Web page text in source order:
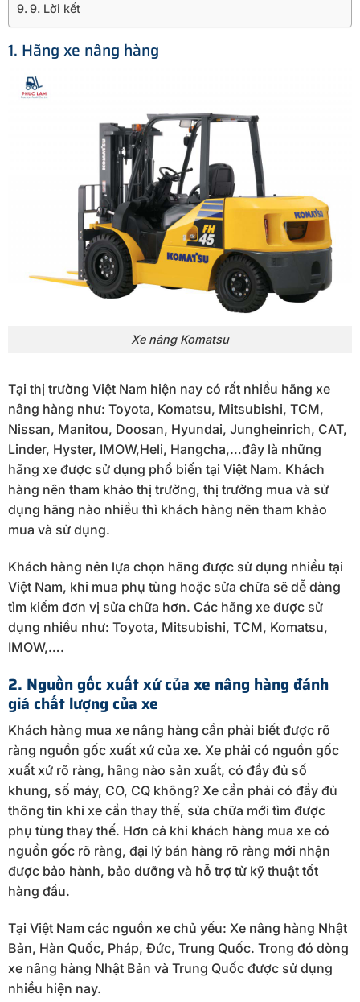
9. Lời kết
1. Hãng xe nâng hàng
Xe nâng Komatsu
Tại thị trường Việt Nam hiện nay có rất nhiều hãng xe
nâng hàng như: Toyota, Komatsu, Mitsubishi, TCM,
Nissan, Manitou, Doosan, Hyundai, Jungheinrich, CAT,
Linder, Hyster, IMOW,Heli, Hangcha,…đây là những
hãng xe được sử dụng phổ biến tại Việt Nam. Khách
hàng nên tham khảo thị trường, thị trường mua và sử
dụng hãng nào nhiều thì khách hàng nên tham khảo
mua và sử dụng.
Khách hàng nên lựa chọn hãng được sử dụng nhiều tại
Việt Nam, khi mua phụ tùng hoặc sửa chữa sẽ dễ dàng
tìm kiếm đơn vị sửa chữa hơn. Các hãng xe được sử
dụng nhiều như: Toyota, Mitsubishi, TCM, Komatsu,
IMOW,….
2. Nguồn gốc xuất xứ của xe nâng hàng đánh
giá chất lượng của xe
Khách hàng mua xe nâng hàng cần phải biết được rõ
ràng nguồn gốc xuất xứ của xe. Xe phải có nguồn gốc
xuất xứ rõ ràng, hãng nào sản xuất, có đầy đủ số
khung, số máy, CO, CQ không? Xe cần phải có đầy đủ
thông tin khi xe cần thay thế, sửa chữa mới tìm được
phụ tùng thay thế. Hơn cả khi khách hàng mua xe có
nguồn gốc rõ ràng, đại lý bán hàng rõ ràng mới nhận
được bảo hành, bảo dưỡng và hỗ trợ từ kỹ thuật tốt
hàng đầu.
Tại Việt Nam các nguồn xe chủ yếu: Xe nâng hàng Nhật
Bản, Hàn Quốc, Pháp, Đức, Trung Quốc. Trong đó dòng
xe nâng hàng Nhật Bản và Trung Quốc được sử dụng
nhiều hiện nay.